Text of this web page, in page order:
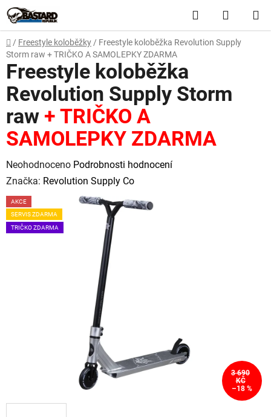
Přejít
na
obsah
Hledat
KOŠÍK
Domů
/ Freestyle koloběžky / Freestyle koloběžka Revolution Supply
Storm raw + TRIČKO A SAMOLEPKY ZDARMA
Freestyle koloběžka
Revolution Supply Storm
raw + TRIČKO A
SAMOLEPKY ZDARMA
Průměrné
hodnocení
produktu
je
0,0
Neohodnoceno Podrobnosti hodnocení
Značka: Revolution Supply Co
AKCE
SERVIS ZDARMA
TRIČKO ZDARMA
3 690
KČ
–18 %